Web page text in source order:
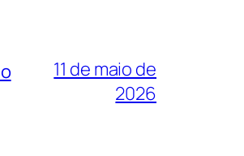
11 de maio de
2026